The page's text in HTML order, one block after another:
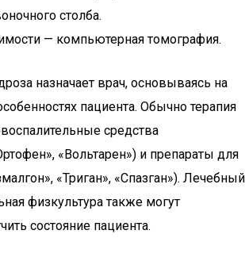
столба.
— компьютерная томография.
назначает врач, основываясь на
пациента. Обычно терапия
средства
«Вольтарен») и препараты для
«Триган», «Спазган»). Лечебный
физкультура также могут
состояние пациента.